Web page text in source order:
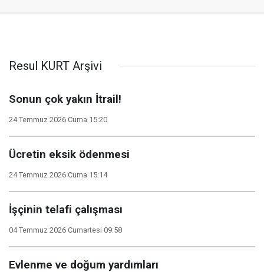
Resul KURT Arşivi
Sonun çok yakın İtrail!
24 Temmuz 2026 Cuma 15:20
Ücretin eksik ödenmesi
24 Temmuz 2026 Cuma 15:14
İşçinin telafi çalışması
04 Temmuz 2026 Cumartesi 09:58
Evlenme ve doğum yardımları